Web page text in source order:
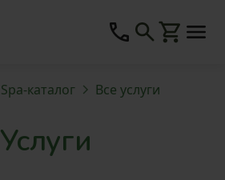
Spa-каталог Все услуги
Услуги